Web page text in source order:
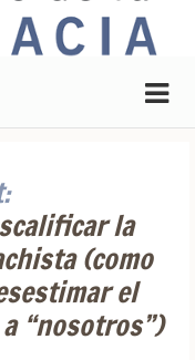
la
(como
el
“nosotros”)